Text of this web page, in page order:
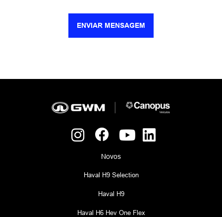
ENVIAR MENSAGEM
Novos
Haval H9 Selection
Haval H9
Haval H6 Hev One Flex